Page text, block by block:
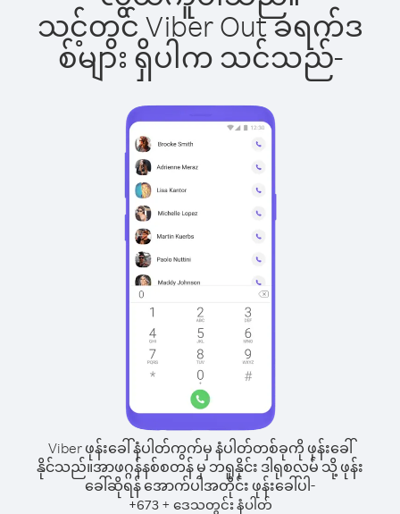
သင့်တွင် Viber Out ခရက်ဒ
စ်များ ရှိပါက သင်သည်-
Viber ဖုန်းခေါ်နံပါတ်ကွက်မှ နံပါတ်တစ်ခုကို ဖုန်းခေါ်
နိုင်သည်။အာဖဂ္ဂန်နစ်စတန် မှ ဘရူနိုင်း ဒါရုစလမ် သို့ ဖုန်း
ခေါ်ဆိုရန် အောက်ပါအတိုင်း ဖုန်းခေါ်ပါ-
+673+ ဒေသတွင်း နံပါတ်